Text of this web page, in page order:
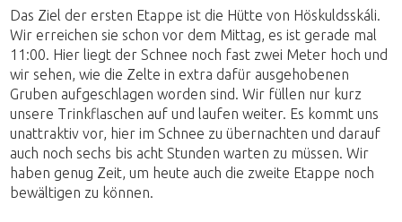
Das Ziel der ersten Etappe ist die Hütte von Höskuldsskáli.
Wir erreichen sie schon vor dem Mittag, es ist gerade mal
11:00. Hier liegt der Schnee noch fast zwei Meter hoch und
wir sehen, wie die Zelte in extra dafür ausgehobenen
Gruben aufgeschlagen worden sind. Wir füllen nur kurz
unsere Trinkflaschen auf und laufen weiter. Es kommt uns
unattraktiv vor, hier im Schnee zu übernachten und darauf
auch noch sechs bis acht Stunden warten zu müssen. Wir
haben genug Zeit, um heute auch die zweite Etappe noch
bewältigen zu können.